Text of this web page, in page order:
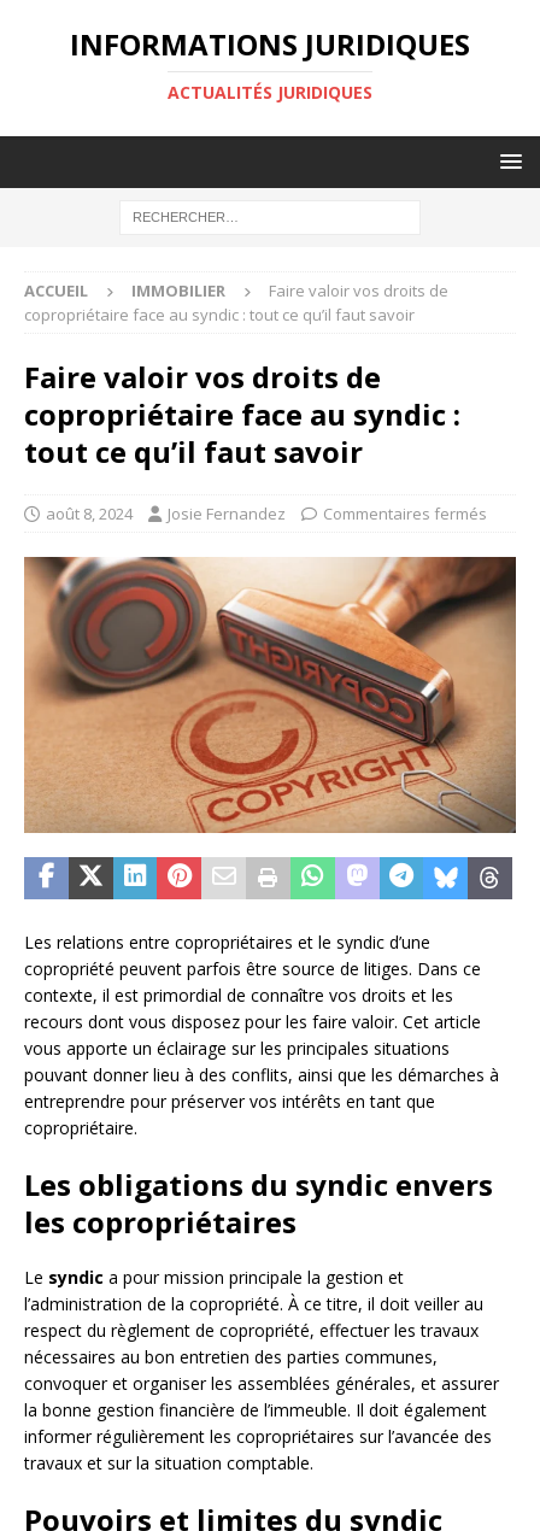
INFORMATIONS JURIDIQUES
ACTUALITÉS JURIDIQUES
ACCUEIL IMMOBILIER
Faire valoir vos droits de
copropriétaire face au syndic : tout ce qu’il faut savoir
Faire valoir vos droits de
copropriétaire face au syndic :
tout ce qu’il faut savoir
août 8, 2024 Josie Fernandez Commentaires fermés
Les relations entre copropriétaires et le syndic d’une
copropriété peuvent parfois être source de litiges. Dans ce
contexte, il est primordial de connaître vos droits et les
recours dont vous disposez pour les faire valoir. Cet article
vous apporte un éclairage sur les principales situations
pouvant donner lieu à des conflits, ainsi que les démarches à
entreprendre pour préserver vos intérêts en tant que
copropriétaire.
Les obligations du syndic envers
les copropriétaires
Le syndic a pour mission principale la gestion et
l’administration de la copropriété. À ce titre, il doit veiller au
respect du règlement de copropriété, effectuer les travaux
nécessaires au bon entretien des parties communes,
convoquer et organiser les assemblées générales, et assurer
la bonne gestion financière de l’immeuble. Il doit également
informer régulièrement les copropriétaires sur l’avancée des
travaux et sur la situation comptable.
Pouvoirs et limites du syndic